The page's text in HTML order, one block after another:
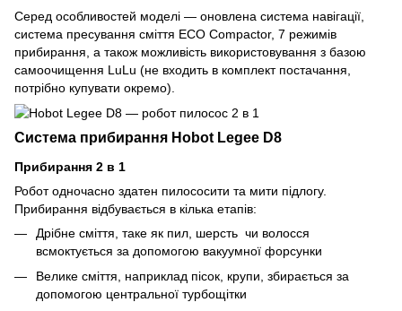
Серед особливостей моделі — оновлена система навігації,
система пресування сміття ECO Compactor, 7 режимів
прибирання, а також можливість використовування з базою
самоочищення LuLu (не входить в комплект постачання,
потрібно купувати окремо).
Система прибирання Hobot Legee D8
Прибирання 2 в 1
Робот одночасно здатен пилососити та мити підлогу.
Прибирання відбувається в кілька етапів:
Дрібне сміття, таке як пил, шерсть чи волосся
всмоктується за допомогою вакуумної форсунки
Велике сміття, наприклад пісок, крупи, збирається за
допомогою центральної турбощітки